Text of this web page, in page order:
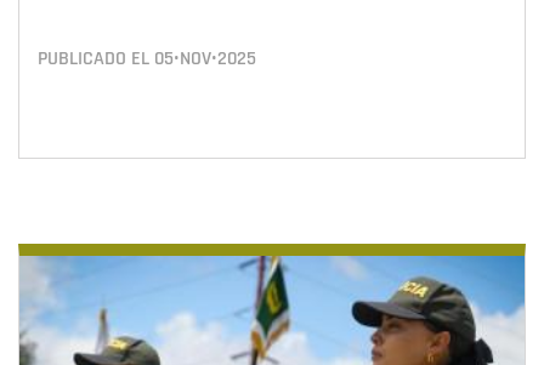
PUBLICADO EL 05•NOV•2025